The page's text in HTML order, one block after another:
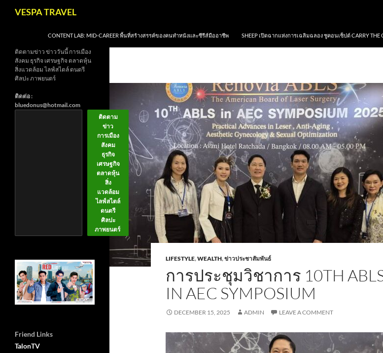
VESPA TRAVEL
CONTENT LAB: MID-CAREER พื้นที่สร้างสรรค์ของคนทำหนังและซีรีส์มืออาชีพ SHEEP เปิดฉากแห่งการเฉลิมฉลอง ชูคอนเซ็ปต์ CARRY THE
LIFESTYLE,WEALTH,ข่าวประชาสัมพันธ์
การประชุมวิชาการ 10TH
IN AEC SYMPOSIUM
DECEMBER 15, 2025 ADMIN LEAVE A COMMENT
ติดตามข่าว ข่าววันนี้ การเมือง
สังคม ธุรกิจ เศรษฐกิจ ตลาดหุ้น
สิ่งแวดล้อม ไลฟ์สไตล์ ดนตรี
ศิลปะ ภาพยนตร์
ติดต่อ :
bluedonus@hotmail.com
ติดตาม
ข่าว
การเมือง
สังคม
ธุรกิจ
เศรษฐกิจ
ตลาดหุ้น
สิ่ง
แวดล้อม
ไลฟ์สไตล์
ดนตรี
ศิลปะ
ภาพยนตร์
Friend Links
TalonTV